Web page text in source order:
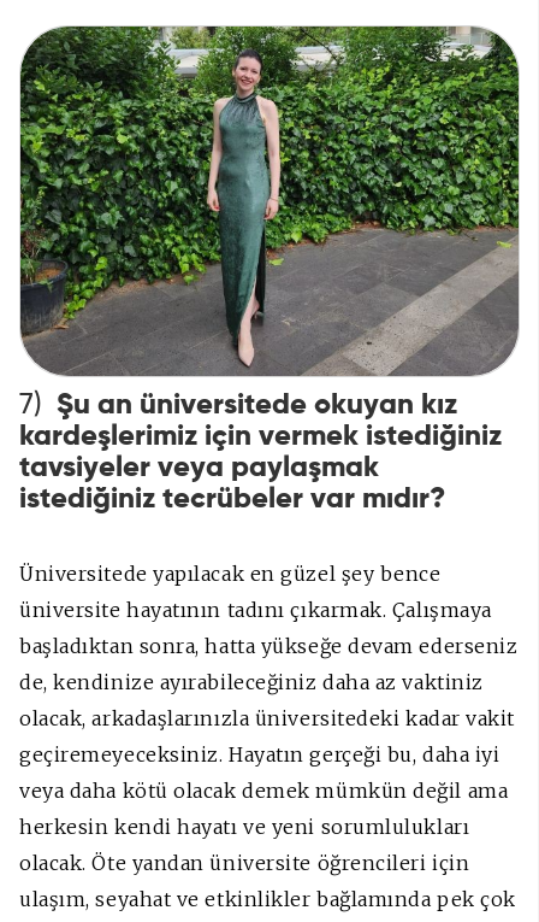
7) Şu an üniversitede okuyan kız
kardeşlerimiz için vermek istediğiniz
tavsiyeler veya paylaşmak
istediğiniz tecrübeler var mıdır?
Üniversitede yapılacak en güzel şey bence
üniversite hayatının tadını çıkarmak. Çalışmaya
başladıktan sonra, hatta yükseğe devam ederseniz
de, kendinize ayırabileceğiniz daha az vaktiniz
olacak, arkadaşlarınızla üniversitedeki kadar vakit
geçiremeyeceksiniz. Hayatın gerçeği bu, daha iyi
veya daha kötü olacak demek mümkün değil ama
herkesin kendi hayatı ve yeni sorumlulukları
olacak. Öte yandan üniversite öğrencileri için
ulaşım, seyahat ve etkinlikler bağlamında pek çok